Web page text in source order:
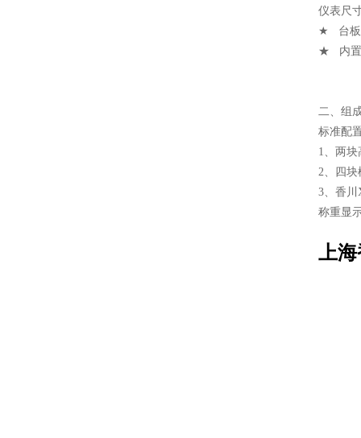
仪表尺
★ 台板
★ 内置
二、 组
标准配
1、两
2、四块
3、香川
称重显
上